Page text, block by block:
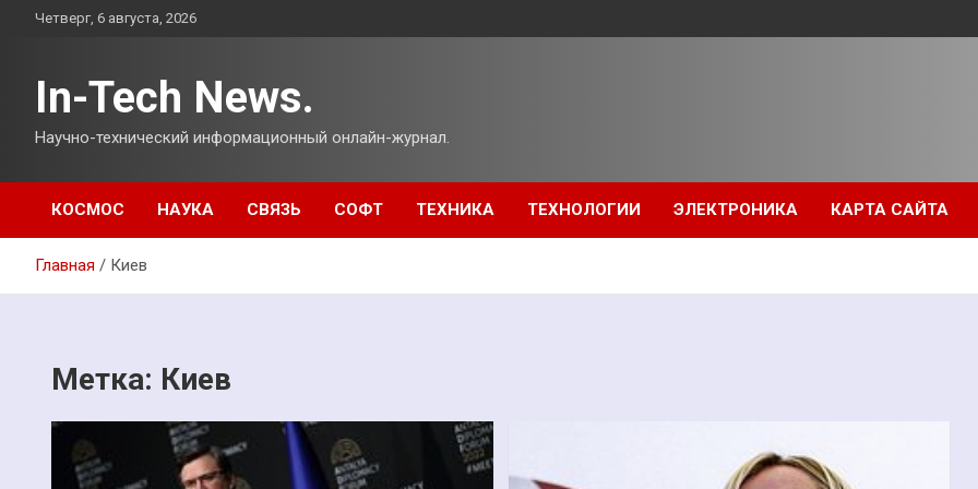
ПерейтиЧетверг, 6 августа, 2026
In-Tech News.
Научно-технический информационный онлайн-журнал.
КОСМОС НАУКА СВЯЗЬ СОФТ ТЕХНИКА ТЕХНОЛОГИИ ЭЛЕКТРОНИКА КАРТА САЙТА
Главная Киев
Метка: Киев